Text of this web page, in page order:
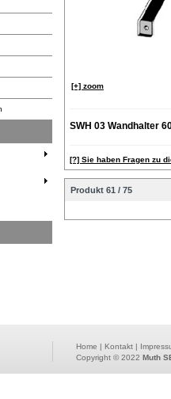
[+] zoom
SWH 03 Wandhalter
[?] Sie haben Fragen zu
Produkt 61 / 75
Home | Kontakt |
Copyright © 2022 Muth